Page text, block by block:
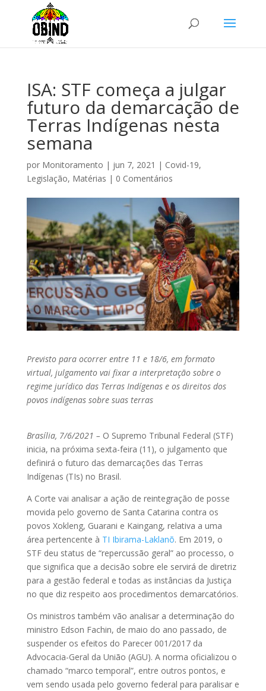
ISA: STF começa a julgar
futuro da demarcação de
Terras Indígenas nesta
semana
por Monitoramento | jun 7, 2021 | Covid-19,
Legislação, Matérias | 0 Comentários
Previsto para ocorrer entre 11 e 18/6, em formato
virtual, julgamento vai fixar a interpretação sobre o
regime jurídico das Terras Indígenas e os direitos dos
povos indígenas sobre suas terras
Brasília, 7/6/2021 – O Supremo Tribunal Federal (STF)
inicia, na próxima sexta-feira (11), o julgamento que
definirá o futuro das demarcações das Terras
Indígenas (TIs) no Brasil.
A Corte vai analisar a ação de reintegração de posse
movida pelo governo de Santa Catarina contra os
povos Xokleng, Guarani e Kaingang, relativa a uma
área pertencente à TI Ibirama-Laklanõ. Em 2019, o
STF deu status de “repercussão geral” ao processo, o
que significa que a decisão sobre ele servirá de diretriz
para a gestão federal e todas as instâncias da Justiça
no que diz respeito aos procedimentos demarcatórios.
Os ministros também vão analisar a determinação do
ministro Edson Fachin, de maio do ano passado, de
suspender os efeitos do Parecer 001/2017 da
Advocacia-Geral da União (AGU). A norma oficializou o
chamado “marco temporal”, entre outros pontos, e
vem sendo usada pelo governo federal para paralisar e